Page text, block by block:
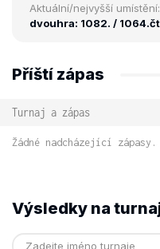
Aktuální/nejvyšší umístění:
dvouhra: 1082. / 1064.
Příští zápas
Turnaj a zápas
Žádné nadcházející zápasy.
Výsledky na